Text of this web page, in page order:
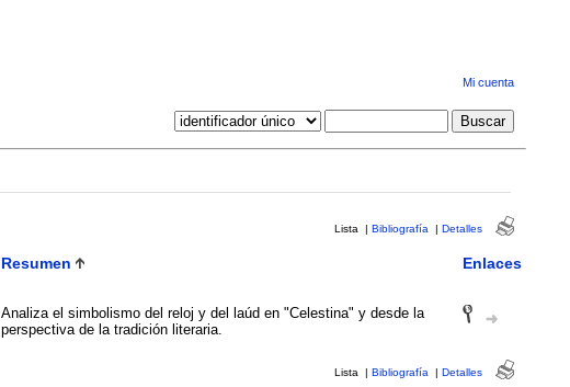
Mi cuenta
Lista | Bibliografía | Detalles
Resumen Enlaces
Analiza el simbolismo del reloj y del laúd en "Celestina" y desde la
perspectiva de la tradición literaria.
Lista | Bibliografía | Detalles